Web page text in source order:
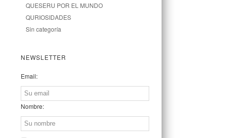
QUESERU POR EL MUNDO
QURIOSIDADES
Sin categoría
NEWSLETTER
Email:
Nombre: